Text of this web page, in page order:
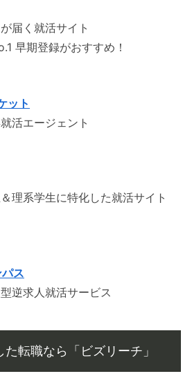
届く就活サイト
早期登録がおすすめ！
ット
活エージェント
理系学生に特化した就活サイト
ス
逆求人就活サービス
転職なら「ビズリーチ」